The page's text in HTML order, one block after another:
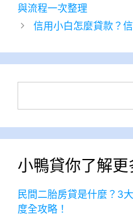
與流程一次整理
信用小白怎麼貸款？
小鴨貸你了解更
民間二胎房貸是什麼？3
度全攻略！